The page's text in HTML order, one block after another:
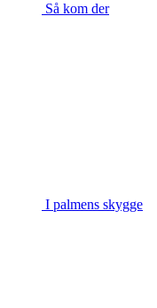
Så kom der
I palmens skygge